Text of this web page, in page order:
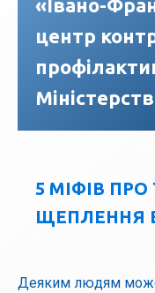
«Івано-
центр
5 МІФІВ
ЩЕПЛЕННЯ
Деяким людям